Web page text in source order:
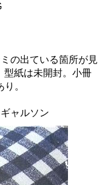
の出ている箇所が見
型紙は未開封。小冊
。
ャルソン